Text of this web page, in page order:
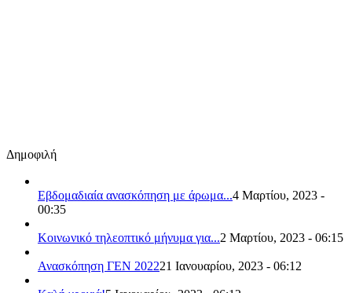
Δημοφιλή
Εβδομαδιαία ανασκόπηση με άρωμα...4 Μαρτίου, 2023 -
00:35
Κοινωνικό τηλεοπτικό μήνυμα για...2 Μαρτίου, 2023 - 06:15
Ανασκόπηση ΓΕΝ 202221 Ιανουαρίου, 2023 - 06:12